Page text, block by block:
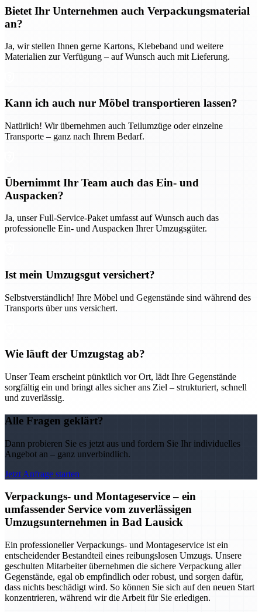
Bietet Ihr Unternehmen auch Verpackungsmaterial
an?
Ja, wir stellen Ihnen gerne Kartons, Klebeband und weitere
Materialien zur Verfügung – auf Wunsch auch mit Lieferung.
Kann ich auch nur Möbel transportieren lassen?
Natürlich! Wir übernehmen auch Teilumzüge oder einzelne
Transporte – ganz nach Ihrem Bedarf.
Übernimmt Ihr Team auch das Ein- und
Auspacken?
Ja, unser Full-Service-Paket umfasst auf Wunsch auch das
professionelle Ein- und Auspacken Ihrer Umzugsgüter.
Ist mein Umzugsgut versichert?
Selbstverständlich! Ihre Möbel und Gegenstände sind während des
Transports über uns versichert.
Wie läuft der Umzugstag ab?
Unser Team erscheint pünktlich vor Ort, lädt Ihre Gegenstände
sorgfältig ein und bringt alles sicher ans Ziel – strukturiert, schnell
und zuverlässig.
Alle Fragen geklärt?
Dann probieren Sie es jetzt aus und fordern Sie Ihr individuelles
Angebot an – ganz unverbindlich.
Jetzt Anfrage starten
Verpackungs- und Montageservice – ein
umfassender Service vom zuverlässigen
Umzugsunternehmen in Bad Lausick
Ein professioneller Verpackungs- und Montageservice ist ein
entscheidender Bestandteil eines reibungslosen Umzugs. Unsere
geschulten Mitarbeiter übernehmen die sichere Verpackung aller
Gegenstände, egal ob empfindlich oder robust, und sorgen dafür,
dass nichts beschädigt wird. So können Sie sich auf den neuen Start
konzentrieren, während wir die Arbeit für Sie erledigen.